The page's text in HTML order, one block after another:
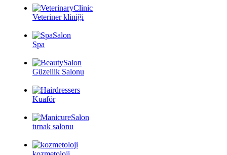
Veteriner kliniği
Spa
Güzellik Salonu
Kuaför
tırnak salonu